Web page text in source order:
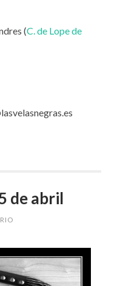
(C. de Lope de
de abril